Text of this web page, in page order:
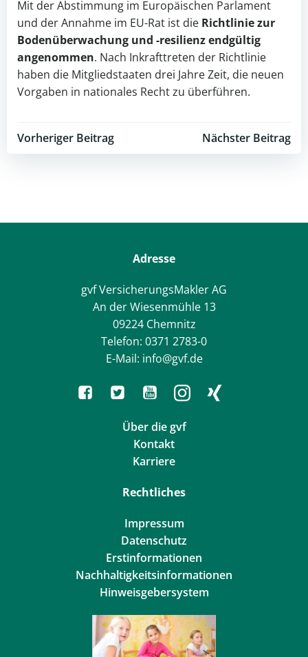
Mit der Abstimmung im Europäischen Parlament
und der Annahme im EU-Rat ist die Richtlinie zur
Bodenüberwachung und -resilienz endgültig
angenommen. Nach Inkrafttreten der Richtlinie
haben die Mitgliedstaaten drei Jahre Zeit, die neuen
Vorgaben in nationales Recht zu überführen.
Post
Vorheriger Beitrag
PostNächster Beitrag
Adresse
gvf VersicherungsMakler AG
An der Wiesenmühle 13
09224 Chemnitz
Telefon: 0371 2783-0
E-Mail: info@gvf.de
Über die gvf
Kontakt
Karriere
Rechtliches
Impressum
Datenschutz
Erstinformationen
Nachhaltigkeitsinformationen
Hinweisgebersystem